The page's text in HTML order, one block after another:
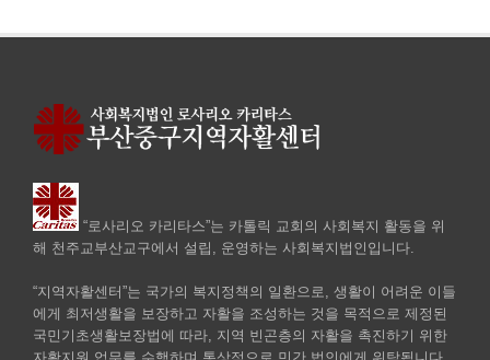
“로사리오 카리타스”는 카톨릭 교회의 사회복지 활동을 위
해 천주교부산교구에서 설립, 운영하는 사회복지법인입니다.
“지역자활센터”는 국가의 복지정책의 일환으로, 생활이 어려운 이들
에게 최저생활을 보장하고 자활을 조성하는 것을 목적으로 제정된
국민기초생활보장법에 따라, 지역 빈곤층의 자활을 촉진하기 위한